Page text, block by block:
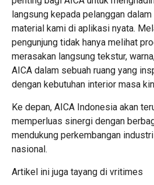
langsung kepada pelanggan
material kami di aplikasi nyata.
pengunjung tidak hanya melihat
merasakan langsung tekstur,
AICA dalam sebuah ruang yang
dengan kebutuhan interior masa
Ke depan, AICA Indonesia akan
memperluas sinergi dengan
mendukung perkembangan
nasional.
Artikel ini juga tayang di vritimes